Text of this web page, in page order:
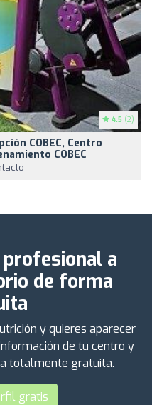
4.5 (2)
COBEC, Centro
COBEC
a
de forma
y quieres aparecer
de tu centro y
totalmente gratuita.
gratis